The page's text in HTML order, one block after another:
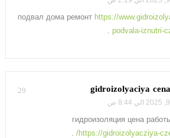
подвал дома ремонт https://
podvala-iznutri-
.
29 gidroizolyaciya
гидроизоляция цена
https://gidroizolyacziya-
.